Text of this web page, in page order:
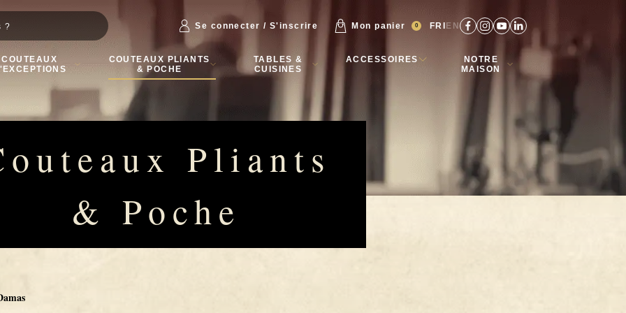
Se connecter / S'inscrire Mon panier 0 FR EN
COUTEAUX
COUTEAUX PLIANTS
& POCHE
TABLES &
CUISINES
ACCESSOIRES
NOTRE
MAISON
Pliants
& Poche